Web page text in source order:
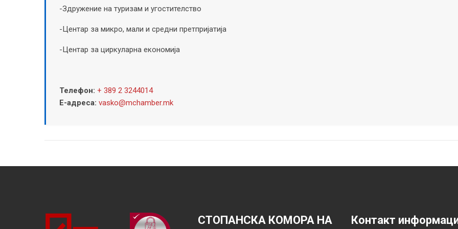
-Здружение на туризам и угостителство
-Центар за микро, мали и средни претпријатија
-Центар за циркуларна економија
Телефон: + 389 2 3244014
Е-адреса: vasko@mchamber.mk
СТОПАНСКА КОМОРА НА
Контакт